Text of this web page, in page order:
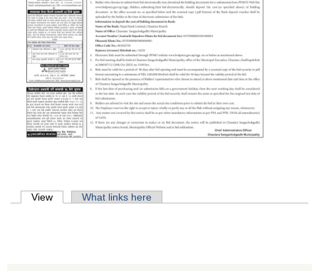
Primary tabs
View (active tab)What links here